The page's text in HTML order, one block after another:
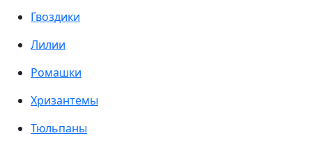
Гвоздики
Лилии
Ромашки
Хризантемы
Тюльпаны